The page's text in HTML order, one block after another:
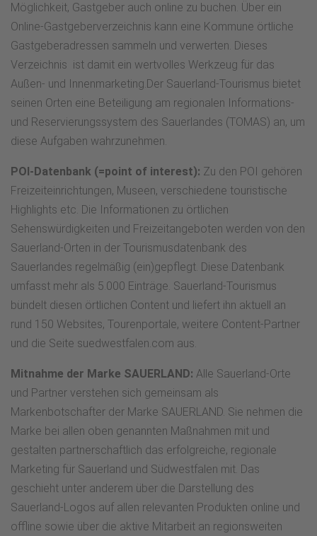
Möglichkeit, Gastgeber auch online zu buchen. Über ein
Online-Gastgeberverzeichnis kann eine Kommune örtliche
Gastgeberadressen sammeln und verwerten. Dieses
Verzeichnis ist damit ein wertvolles Werkzeug für das
Außen- und Innenmarketing.Der Sauerland-Tourismus bietet
seinen Orten eine Beteiligung am regionalen Informations-
und Reservierungssystem des Sauerlandes (TOMAS) an, um
diese Aufgaben wahrzunehmen.
POI-Datenbank (=point of interest): Zu den POI gehören
Freizeiteinrichtungen, Museen, verschiedene touristische
Highlights etc. Die Informationen zu örtlichen
Sehenswürdigkeiten und Freizeitangeboten werden von den
Sauerland-Orten in der Tourismusdatenbank des
Sauerlandes regelmäßig (ein)gepflegt. Diese Datenbank
umfasst mehr als 5.000 Einträge. Sauerland-Tourismus
bündelt diesen örtlichen Content und liefert ihn aktuell an
rund 150 Websites, Tourenportale, weitere Content-Partner
und die Seite suedwestfalen.com aus.
Mitnahme der Marke SAUERLAND: Alle Sauerland-Orte
und Partner verstehen sich gemeinsam als
Markenbotschafter der Marke SAUERLAND. Sie nehmen die
Marke bei allen oben genannten Maßnahmen mit und
gestalten partnerschaftlich das erfolgreiche, regionale
Marketing für Sauerland und Südwestfalen mit. Das
geschieht unter anderem über die Darstellung des
Sauerland-Logos auf allen relevanten Produkten online und
offline sowie über die aktive Mitarbeit an regionsweiten